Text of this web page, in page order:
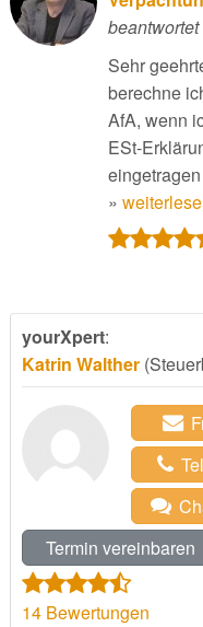
Sehr
berechne
AfA, wenn
ESt-
»
yourXpert:
Katrin Walther
Termin vereinbaren
14Bewertungen